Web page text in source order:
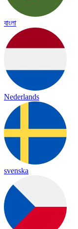
বাংলা
Nederlands
svenska